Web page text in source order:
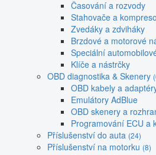
Časování a rozvody
Stahovače a
Zvedáky a zdviháky
Brzdové a motorové
Speciální
Klíče a nástrčky
OBD diagnostika & Skenery
OBD kabely a
Emulátory AdBlue
OBD skenery a
Programování ECU a
Příslušenství do auta (24)
Příslušenství na motorku (8)